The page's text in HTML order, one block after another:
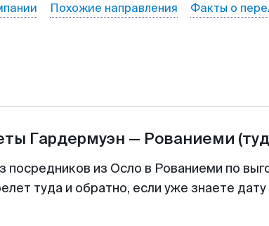
Похожие направления Факты о
Гардермуэн — Рованиеми
посредников из Осло в Рованиеми по
туда и обратно, если уже знаете